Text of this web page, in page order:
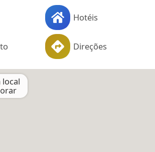
Hotéis
Direções
local